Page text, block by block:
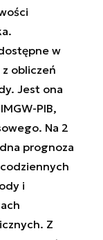
w
obliczeń
Jest ona
PIB,
Na 2
prognoza
i
Z